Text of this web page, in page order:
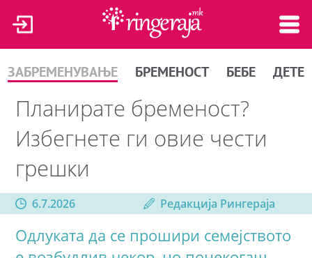
ЗАБРЕМЕНУВАЊЕ БРЕМЕНОСТ БЕБЕ ДЕТЕ
Планирате бременост?
Избегнете ги овие чести
грешки
6.7.2026 Редакција Рингераја
Одлуката да се прошири семејството